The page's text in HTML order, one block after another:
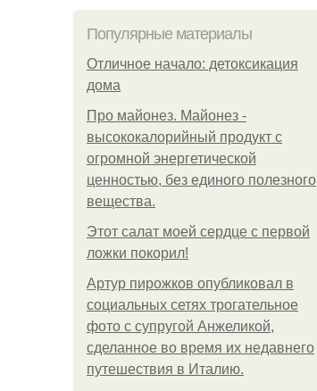
Популярные материалы
Отличное начало: детоксикация
дома
Про майонез. Майонез -
высококалорийный продукт с
огромной энергетической
ценностью, без единого полезного
вещества.
Этот салат моей сердце с первой
ложки покорил!
Артур пирожков опубликовал в
социальных сетях трогательное
фото с супругой Анжеликой,
сделанное во время их недавнего
путешествия в Италию.